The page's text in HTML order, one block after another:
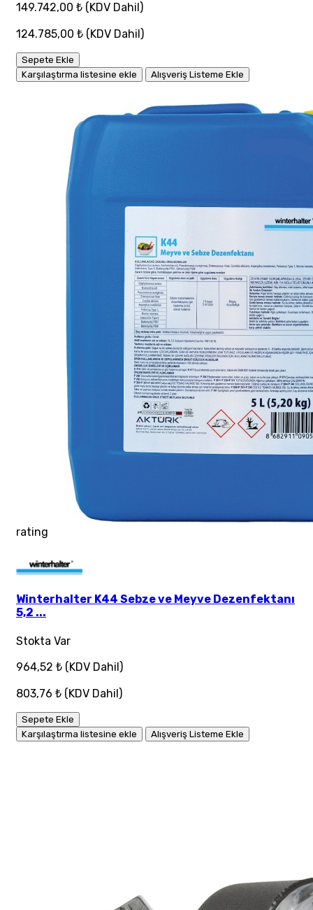
149.742,00 ₺ (KDV Dahil)
124.785,00 ₺ (KDV Dahil)
Sepete Ekle
Karşılaştırma listesine ekle
Alışveriş Listeme Ekle
rating
Winterhalter K44 Sebze ve Meyve Dezenfektanı
5,2 ...
Stokta Var
964,52 ₺ (KDV Dahil)
803,76 ₺ (KDV Dahil)
Sepete Ekle
Karşılaştırma listesine ekle
Alışveriş Listeme Ekle